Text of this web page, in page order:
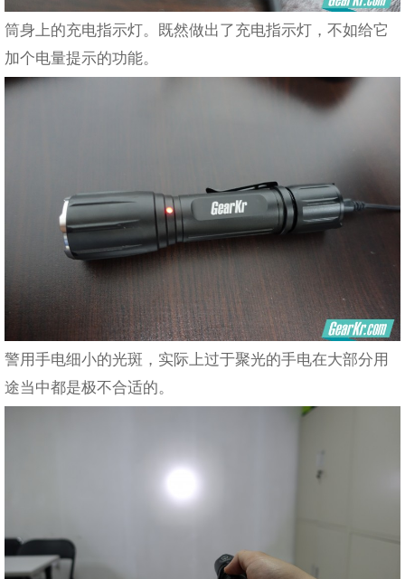
筒身上的充电指示灯。既然做出了充电指示灯，不如给它
加个电量提示的功能。
警用手电细小的光斑，实际上过于聚光的手电在大部分用
途当中都是极不合适的。